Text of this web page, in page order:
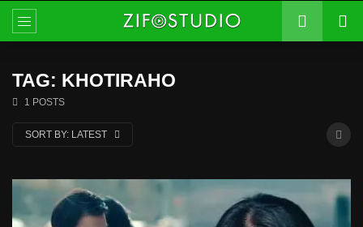
TAG: KHOTIRAHO
1 POSTS
SORT BY: LATEST